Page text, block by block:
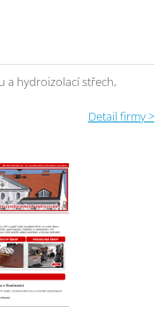
a hydroizolací střech,
Detail firmy >